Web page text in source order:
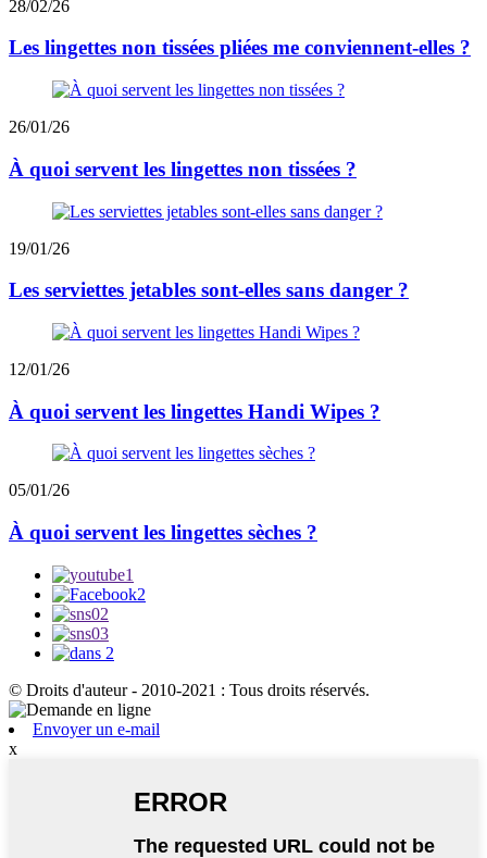
28/02/26
Les lingettes non tissées pliées me conviennent-elles ?
26/01/26
À quoi servent les lingettes non tissées ?
19/01/26
Les serviettes jetables sont-elles sans danger ?
12/01/26
À quoi servent les lingettes Handi Wipes ?
05/01/26
À quoi servent les lingettes sèches ?
© Droits d'auteur - 2010-2021 : Tous droits réservés.
Envoyer un e-mail
x